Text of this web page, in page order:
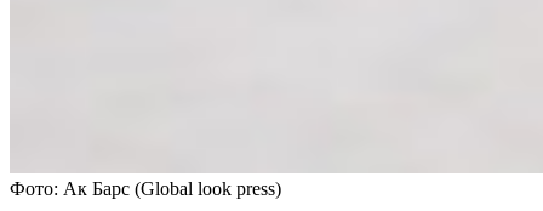
Фото: Ак Барс (Global look press)